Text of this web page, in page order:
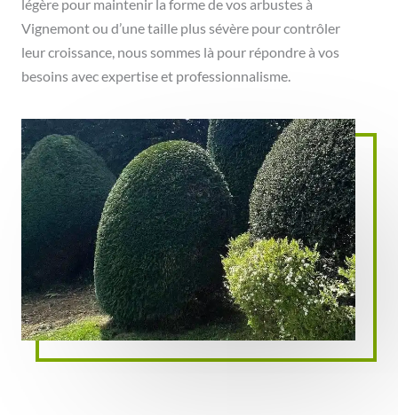
légère pour maintenir la forme de vos arbustes à
Vignemont ou d’une taille plus sévère pour contrôler
leur croissance, nous sommes là pour répondre à vos
besoins avec expertise et professionnalisme.